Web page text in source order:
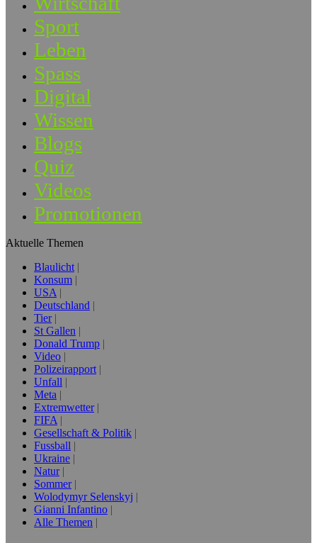
Sport
Leben
Spass
Digital
Wissen
Blogs
Quiz
Videos
Promotionen
Aktuelle Themen
Blaulicht
Konsum
USA
Deutschland
Tier
St Gallen
Donald Trump
Video
Polizeirapport
Unfall
Meta
Extremwetter
FIFA
Gesellschaft & Politik
Fussball
Ukraine
Natur
Sommer
Wolodymyr Selenskyj
Gianni Infantino
Alle Themen